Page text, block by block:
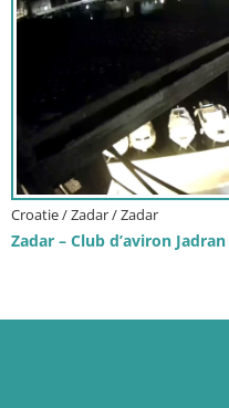
Croatie / Zadar / Zadar
Zadar – Club d’aviron Jadran